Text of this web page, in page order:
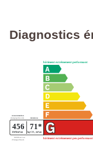
Diagnostics